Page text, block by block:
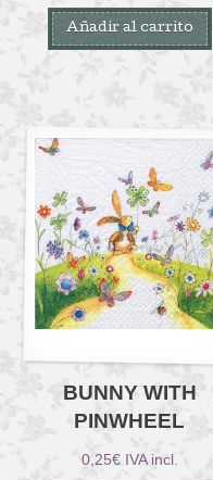
Añadir al carrito
BUNNY WITH
PINWHEEL
0,25€ IVA incl.